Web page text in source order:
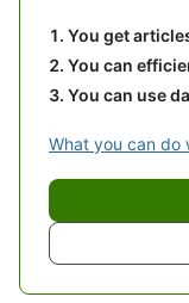
You get
You can
You can use
What you can do